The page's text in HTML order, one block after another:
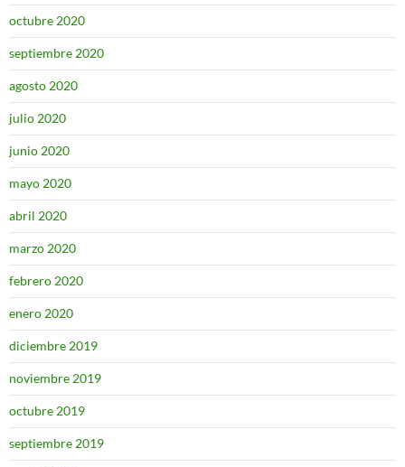
octubre 2020
septiembre 2020
agosto 2020
julio 2020
junio 2020
mayo 2020
abril 2020
marzo 2020
febrero 2020
enero 2020
diciembre 2019
noviembre 2019
octubre 2019
septiembre 2019